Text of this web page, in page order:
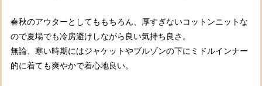
春秋のアウターとしてももちろん、厚すぎないコットンニットな
ので夏場でも冷房避けしながら良い気持ち良さ。
無論、寒い時期にはジャケットやブルゾンの下にミドルインナー
的に着ても爽やかで着心地良い。